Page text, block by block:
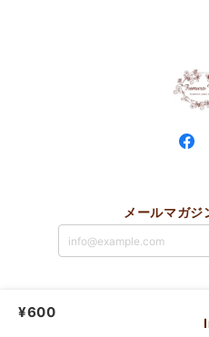
メールマガジ
Fumurovilla |
¥600